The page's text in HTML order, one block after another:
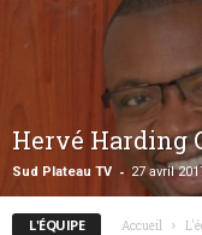
Hervé Harding
Sud Plateau TV - 27 avril
L'ÉQUIPE Accueil